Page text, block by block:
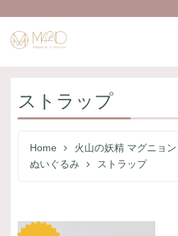
ストラップ
Home
火山の妖精 マグニョ
ぬいぐるみ
ストラップ